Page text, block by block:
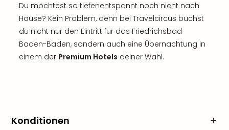
Du möchtest so tiefenentspannt noch nicht nach
Hause? Kein Problem, denn bei Travelcircus buchst
du nicht nur den Eintritt für das Friedrichsbad
Baden-Baden, sondern auch eine Übernachtung in
einem der Premium Hotels deiner Wahl.
Konditionen